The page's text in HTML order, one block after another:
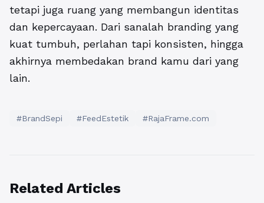
tetapi juga ruang yang membangun identitas
dan kepercayaan. Dari sanalah branding yang
kuat tumbuh, perlahan tapi konsisten, hingga
akhirnya membedakan brand kamu dari yang
lain.
#BrandSepi #FeedEstetik #RajaFrame.com
Related Articles